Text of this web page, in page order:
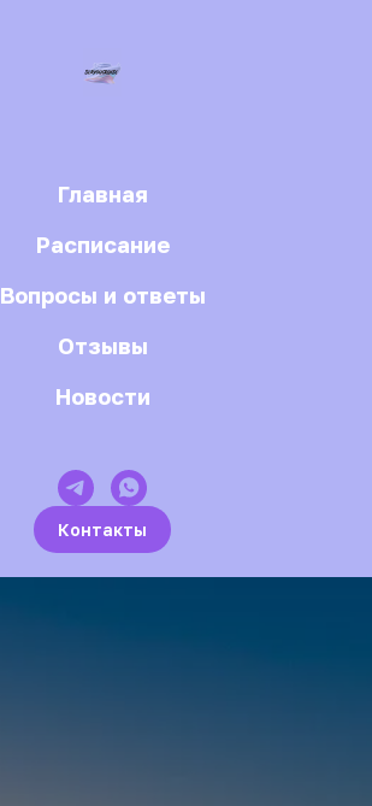
Главная
Расписание
Вопросы и ответы
Отзывы
Новости
Контакты